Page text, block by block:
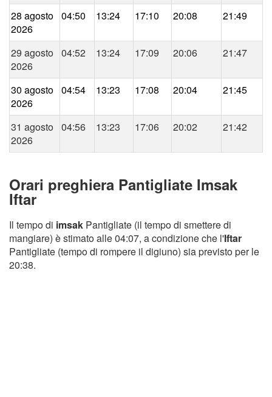
28 agosto
2026
04:50 13:24 17:10 20:08 21:49
29 agosto
2026
04:52 13:24 17:09 20:06 21:47
30 agosto
2026
04:54 13:23 17:08 20:04 21:45
31 agosto
2026
04:56 13:23 17:06 20:02 21:42
Orari preghiera Pantigliate Imsak
Iftar
Il tempo di imsak Pantigliate (il tempo di smettere di
mangiare) è stimato alle 04:07, a condizione che l'Iftar
Pantigliate (tempo di rompere il digiuno) sia previsto per le
20:38.